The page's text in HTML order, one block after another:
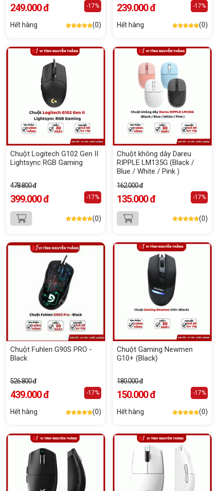
249.000 đ -17%
Hết hàng (0)
239.000 đ -17%
Hết hàng (0)
Chuột Logitech G102 Gen II
Lightsync RGB Gaming
478.800 đ
399.000 đ -17%
(0)
Chuột không dây Dareu
RIPPLE LM135G (Black /
Blue / White / Pink )
162.000 đ
135.000 đ -17%
(0)
Chuột Fuhlen G90S PRO -
Black
526.800 đ
439.000 đ -17%
Hết hàng (0)
Chuột Gaming Newmen
G10+ (Black)
180.000 đ
150.000 đ -17%
Hết hàng (0)